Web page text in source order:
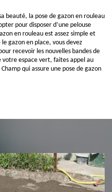
beauté, la pose de gazon en rouleau
pour disposer d’une pelouse
en rouleau est assez simple et
gazon en place, vous devez
recevoir les nouvelles bandes de
votre espace vert, faites appel au
qui assure une pose de gazon